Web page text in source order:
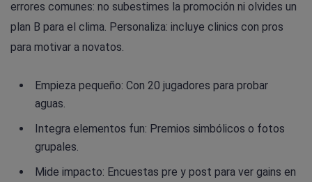
errores comunes: no subestimes la promoción ni olvides un
plan B para el clima. Personaliza: incluye clinics con pros
para motivar a novatos.
Empieza pequeño: Con 20 jugadores para probar
aguas.
Integra elementos fun: Premios simbólicos o fotos
grupales.
Mide impacto: Encuestas pre y post para ver gains en